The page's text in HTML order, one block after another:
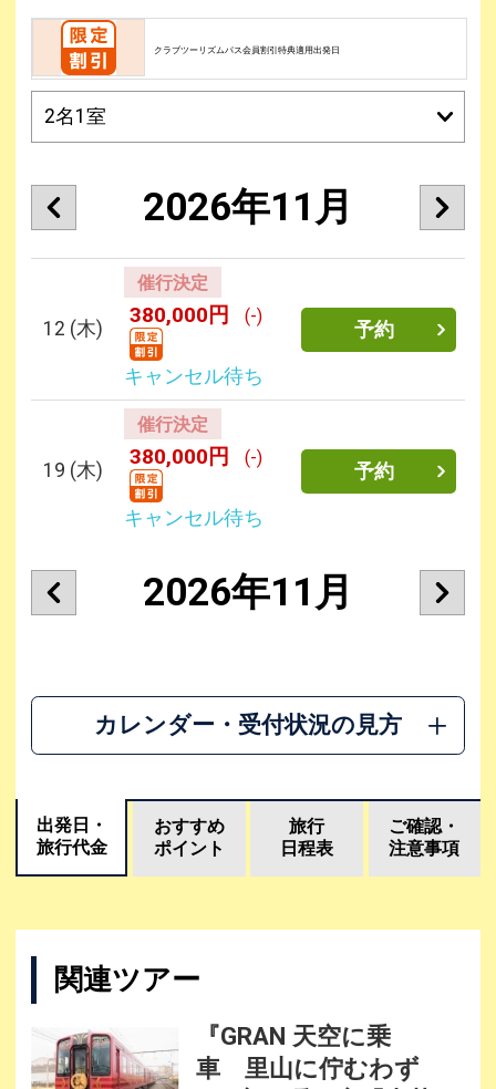
クラブツーリズムパス会員割引特典適用出発日
2026年11月
12 (木)
催行決定
380,000円 (-)
キャンセル待ち
予約
19 (木)
催行決定
380,000円 (-)
キャンセル待ち
予約
2026年11月
カレンダー・受付状況の見方
出発日・
旅行代金
おすすめ
ポイント
旅行
日程表
ご確認・
注意事項
関連ツアー
『GRAN 天空に乗
車 里山に佇むわず